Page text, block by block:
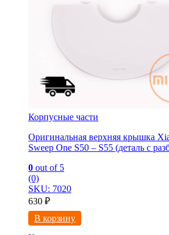
Корпусные части
Оригинальная верхняя крышка
Sweep One S50 – S55 (деталь с
0 out of 5
(0)
SKU: 7020
630 ₽
В корзину